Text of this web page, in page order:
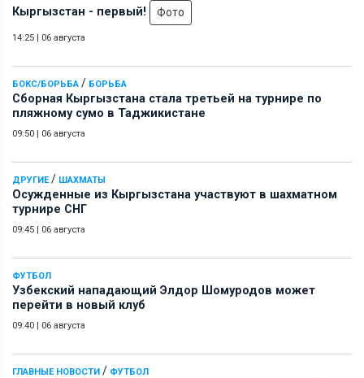
Кыргызстан - первый!
Фото
14:25 | 06 августа
БОКС/БОРЬБА / БОРЬБА
Сборная Кыргызстана стала третьей на турнире по
пляжному сумо в Таджикистане
09:50 | 06 августа
ДРУГИЕ/ ШАХМАТЫ
Осужденные из Кыргызстана участвуют в шахматном
турнире СНГ
09:45 | 06 августа
ФУТБОЛ
Узбекский нападающий Элдор Шомуродов может
перейти в новый клуб
09:40 | 06 августа
ГЛАВНЫЕ НОВОСТИ / ФУТБОЛ